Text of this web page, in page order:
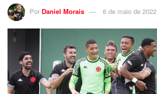
Por Daniel Morais 6 de maio de 2022